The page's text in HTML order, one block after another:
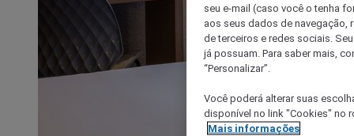
seu e-mail (caso você o tenha
aos seus dados de navegação,
de terceiros e redes sociais.
já possuam. Para saber mais,
“Personalizar”.
Você poderá alterar suas
disponível no link "Cookies" no
Mais informações